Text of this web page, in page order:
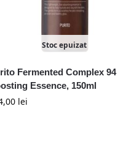
Stoc epuizat
Fermented Complex 94
Essence, 150ml
lei